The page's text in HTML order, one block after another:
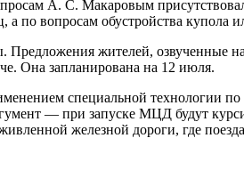
А. С. Макаровым
вопросам обустройства купола
жителей, озвученные
Она запланирована на 12 июля.
специальной технологии
— при запуске МЦД будут
железной дороги, где